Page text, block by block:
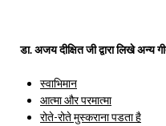
डा. अजय दीक्षित जी द्वारा लिखे अन्य
स्वाभिमान
आत्मा और परमात्मा
रोते-रोते मुस्कराना पडता है